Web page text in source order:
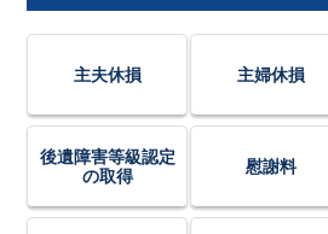
主夫休損 主婦休損
後遺障害等級認定
の取得
慰謝料